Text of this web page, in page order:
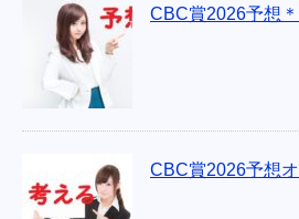
CBC賞2026予想
CBC賞2026予想